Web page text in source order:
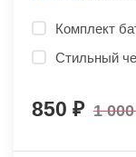
Комплект
Стильный
850 1